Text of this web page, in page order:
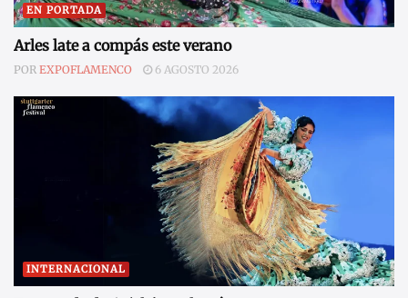
EN PORTADA
Arles late a compás este verano
POR EXPOFLAMENCO 6 AGOSTO 2026
INTERNACIONAL